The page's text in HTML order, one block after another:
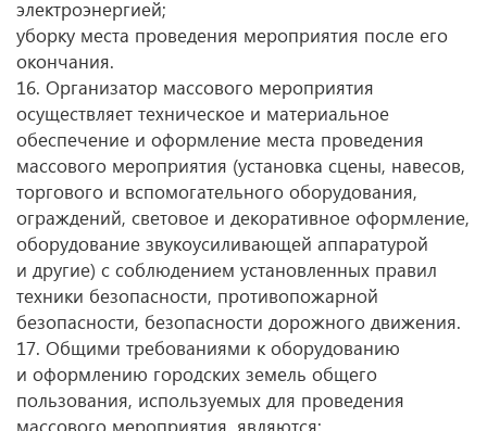
электроэнергией;
уборку места проведения мероприятия после его
окончания.
16. Организатор массового мероприятия
осуществляет техническое и материальное
обеспечение и оформление места проведения
массового мероприятия (установка сцены, навесов,
торгового и вспомогательного оборудования,
ограждений, световое и декоративное оформление,
оборудование звукоусиливающей аппаратурой
и другие) с соблюдением установленных правил
техники безопасности, противопожарной
безопасности, безопасности дорожного движения.
17. Общими требованиями к оборудованию
и оформлению городских земель общего
пользования, используемых для проведения